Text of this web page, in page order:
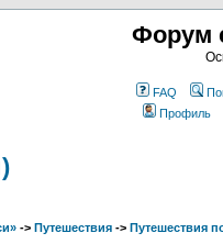
Форум
FAQ
Профиль
-> Путешествия -> Путешествия